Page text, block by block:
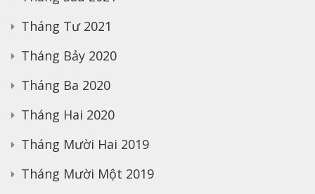
Tháng Tư 2021
Tháng Bảy 2020
Tháng Ba 2020
Tháng Hai 2020
Tháng Mười Hai 2019
Tháng Mười Một 2019